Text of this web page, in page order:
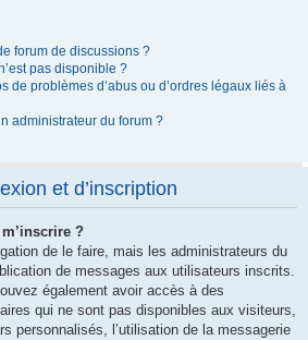
forum de discussions ?
pas disponible ?
de problèmes d’abus ou d’ordres légaux liés à
administrateur du forum ?
et d’inscription
?
de le faire, mais les administrateurs du
de messages aux utilisateurs inscrits.
également avoir accès à des
qui ne sont pas disponibles aux visiteurs,
personnalisés, l’utilisation de la messagerie